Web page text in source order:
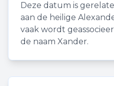
Deze datum is
aan de heilige
vaak wordt
de naam Xander.